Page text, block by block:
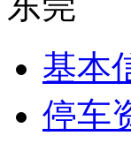
基本
停车